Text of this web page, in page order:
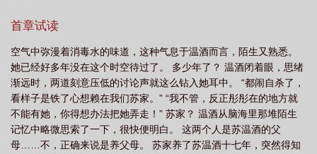
千金被迫继承亿万家产资源
_ 假千金被迫继承亿万遗产 假千金 真富豪 假千金被迫继承亿万家产
TXT 假千金被迫继承亿万家产 乔叮叮免费阅读 假千金继承殡仪馆后免费阅
读 假千金真富豪 假千金被迫继承亿万家产免费阅读 假千金拿了 假千金
暴富 假千金被迫继承亿万家产全文 假千金是豪门 假千金迫假 假千金被
迫继承亿万家产 乔叮叮
首章试读
空气中弥漫着消毒水的味道，这种气息于温酒而言，陌生又熟悉。
她已经好多年没在这个时空待过了。 多少年了？ 温酒闭着眼，思绪
渐远时，两道刻意压低的讨论声就这么钻入她耳中。 “都闹自杀了，
看样子是铁了心想赖在我们苏家。” “我不管，反正彤彤在的地方就
不能有她，你得想办法把她弄走！” 苏家？ 温酒从脑海里那堆陌生
记忆中略微思索了一下，很快便明白。 这两个人是苏温酒的父
母……不，正确来说是养父母。 苏家养了苏温酒十七年，突然得知